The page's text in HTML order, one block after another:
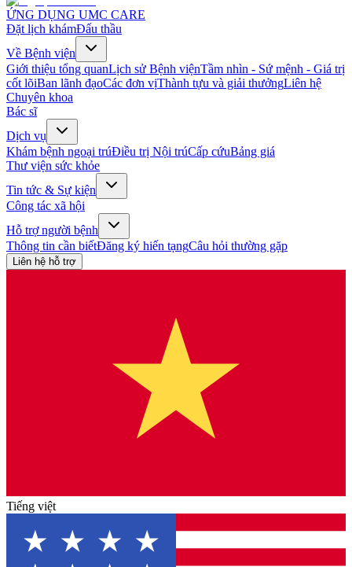
ỨNG DỤNG UMC CARE
Đặt lịch khámĐấu thầu
Về Bệnh viện
Giới thiệu tổng quanLịch sử Bệnh việnTầm nhìn - Sứ mệnh - Giá trị
cốt lõiBan lãnh đạoCác đơn vịThành tựu và giải thưởngLiên hệ
Chuyên khoa
Bác sĩ
Dịch vụ
Khám bệnh ngoại trúĐiều trị Nội trúCấp cứuBảng giá
Thư viện sức khỏe
Tin tức & Sự kiện
Công tác xã hội
Hỗ trợ người bệnh
Thông tin cần biếtĐăng ký hiến tạngCâu hỏi thường gặp
Liên hệ hỗ trợ
Tiếng việt